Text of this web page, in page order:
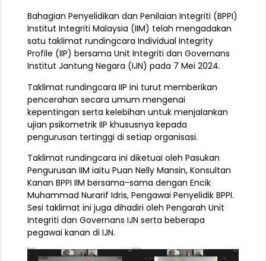
Bahagian Penyelidikan dan Penilaian Integriti (BPPI)
Institut Integriti Malaysia (IIM) telah mengadakan
satu taklimat rundingcara Individual Integrity
Profile (IIP) bersama Unit Integriti dan Governans
Institut Jantung Negara (IJN) pada 7 Mei 2024.
Taklimat rundingcara IIP ini turut memberikan
pencerahan secara umum mengenai
kepentingan serta kelebihan untuk menjalankan
ujian psikometrik IIP khususnya kepada
pengurusan tertinggi di setiap organisasi.
Taklimat rundingcara ini diketuai oleh Pasukan
Pengurusan IIM iaitu Puan Nelly Mansin, Konsultan
Kanan BPPI IIM bersama-sama dengan Encik
Muhammad Nurarif Idris, Pengawai Penyelidik BPPI.
Sesi taklimat ini juga dihadiri oleh Pengarah Unit
Integriti dan Governans IJN serta beberapa
pegawai kanan di IJN.